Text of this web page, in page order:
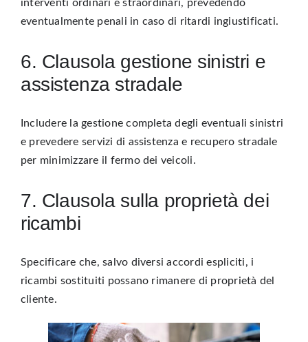
interventi ordinari e straordinari, prevedendo
eventualmente penali in caso di ritardi ingiustificati.
6. Clausola gestione sinistri e
assistenza stradale
Includere la gestione completa degli eventuali sinistri
e prevedere servizi di assistenza e recupero stradale
per minimizzare il fermo dei veicoli.
7. Clausola sulla proprietà dei
ricambi
Specificare che, salvo diversi accordi espliciti, i
ricambi sostituiti possano rimanere di proprietà del
cliente.